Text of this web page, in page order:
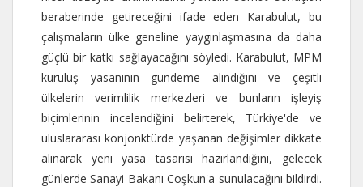
beraberinde getireceğini ifade eden Karabulut, bu
çalışmaların ülke geneline yaygınlaşmasına da daha
güçlü bir katkı sağlayacağını söyledi. Karabulut, MPM
kuruluş yasanının gündeme alındığını ve çeşitli
ülkelerin verimlilik merkezleri ve bunların işleyiş
biçimlerinin incelendiğini belirterek, Türkiye'de ve
uluslararası konjonktürde yaşanan değişimler dikkate
alınarak yeni yasa tasarısı hazırlandığını, gelecek
günlerde Sanayi Bakanı Coşkun'a sunulacağını bildirdi.